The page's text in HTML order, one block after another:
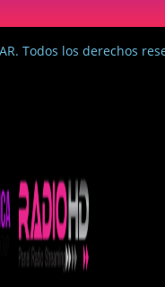
Todos los derechos